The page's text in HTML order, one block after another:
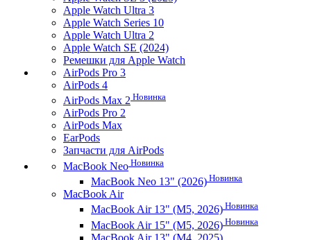
Apple Watch Ultra 3
Apple Watch Series 10
Apple Watch Ultra 2
Apple Watch SE (2024)
Ремешки для Apple Watch
AirPods Pro 3
AirPods 4
AirPods Max 2 Новинка
AirPods Pro 2
AirPods Max
EarPods
Запчасти для AirPods
MacBook Neo Новинка
MacBook Neo 13" (2026) Новинка
MacBook Air
MacBook Air 13" (M5, 2026) Новинка
MacBook Air 15" (M5, 2026) Новинка
MacBook Air 13" (M4, 2025)